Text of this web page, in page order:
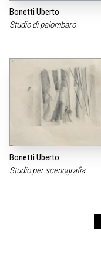
Bonetti Uberto
Studio di palombaro
Bonetti Uberto
Studio per scenografia